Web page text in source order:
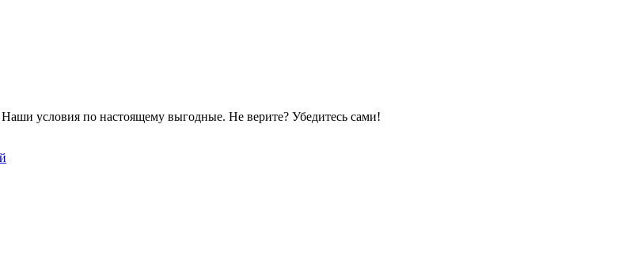
условия по настоящему выгодные. Не верите? Убедитесь сами!